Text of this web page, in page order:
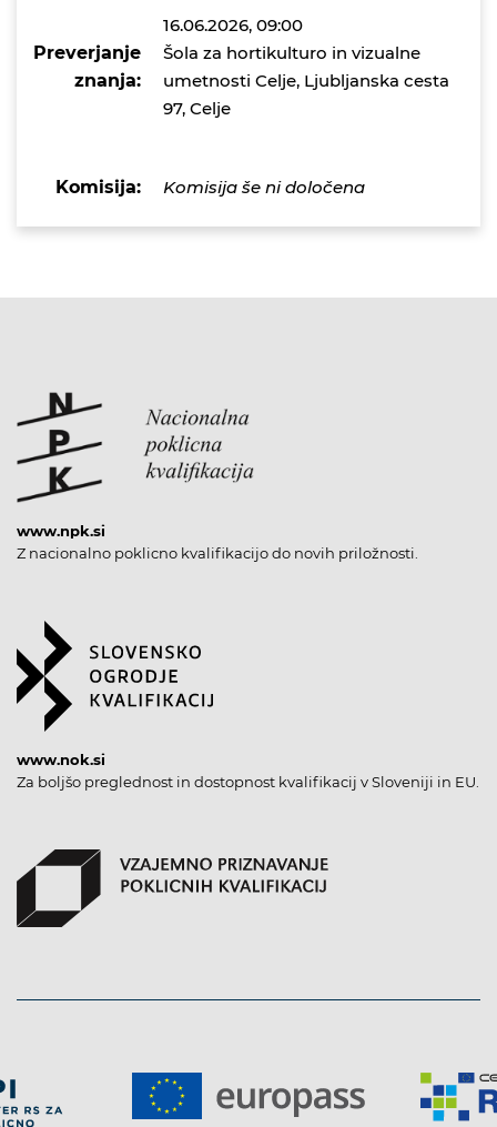
Preverjanje
znanja:
16.06.2026, 09:00
Šola za hortikulturo in vizualne
umetnosti Celje, Ljubljanska cesta
97, Celje
Komisija: Komisija še ni določena
www.npk.si
Z nacionalno poklicno kvalifikacijo do novih priložnosti.
www.nok.si
Za boljšo preglednost in dostopnost kvalifikacij v Sloveniji in EU.